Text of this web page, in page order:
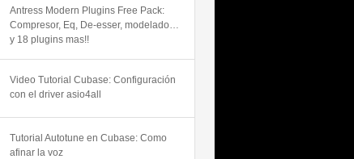
Antress Modern Plugins Free Pack:
Compresor, Eq, De-esser, modelado…
y 18 plugins mas!!
Video Tutorial Cubase: Configuración
con el driver asio4all
Tutorial Autotune en Cubase: Como
afinar la voz